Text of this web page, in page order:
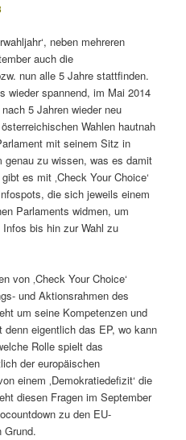
neben mehreren
auch die
nun alle 5 Jahre stattfinden.
wieder spannend, im Mai 2014
5 Jahren wieder neu
Wahlen hautnah
mit seinem Sitz in
genau zu wissen, was es damit
es mit ‚Check Your Choice‘
die sich jeweils einem
Parlaments widmen, um
bis hin zur Wahl zu
von ‚Check Your Choice‘
und Aktionsrahmen des
um seine Kompetenzen und
eigentlich das EP, wo kann
Rolle spielt das
der europäischen
einem ‚Demokratiedefizit‘ die
diesen Fragen im September
zu den EU-
Grund.